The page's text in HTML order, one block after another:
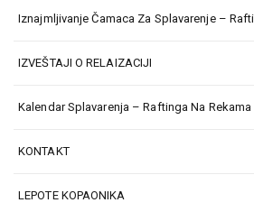
Iznajmljivanje Čamaca Za Splavarenje –
IZVEŠTAJI O RELAIZACIJI
Kalendar Splavarenja – Raftinga Na Rekama
KONTAKT
LEPOTE KOPAONIKA